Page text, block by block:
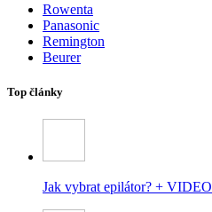
Rowenta
Panasonic
Remington
Beurer
Top články
Jak vybrat epilátor? + VIDEO